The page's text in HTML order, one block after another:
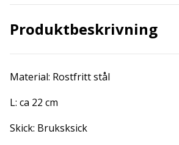
Produktbeskrivning
Material: Rostfritt stål
L: ca 22 cm
Skick: Bruksksick